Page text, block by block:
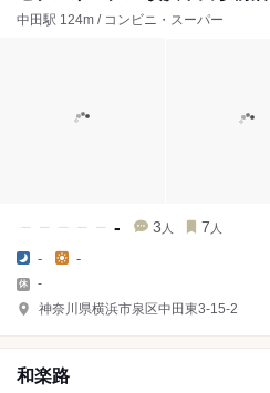
中田駅 124m / コンビニ・スーパー
- 3 人 7 人
- -
-
神奈川県横浜市泉区中田東3-15-2
和楽路